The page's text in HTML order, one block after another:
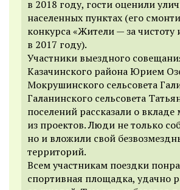
в 2018 году, гости оценили
населенных пунктах (его
конкурса «Жители — за чистоту
в 2017 году).
Участники выездного
Казачинского района Юрием
Мокрушинского сельсовета
Галанинского сельсовета
поселений рассказали о
из проектов. Люди не только
но и вложили свой
территорий.
Всем участникам поездки
спортивная площадка, удачно